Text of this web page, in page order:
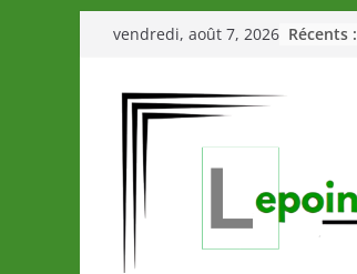
Passer
contenu
vendredi, août 7, 2026 Récents :